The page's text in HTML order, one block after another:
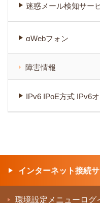
迷惑メール検知サー
αWebフォン
障害情報
IPv6 IPoE方式 IPv6
インターネット接続
環境設定メニューログ